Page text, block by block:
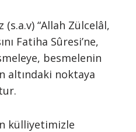
“Allah Zülcelâl,
Fatiha Sûresi’ne,
besmelenin
altındaki noktaya
külliyetimizle